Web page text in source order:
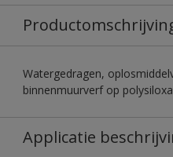
Watergedragen,
binnenmuurverf op
Applicatie